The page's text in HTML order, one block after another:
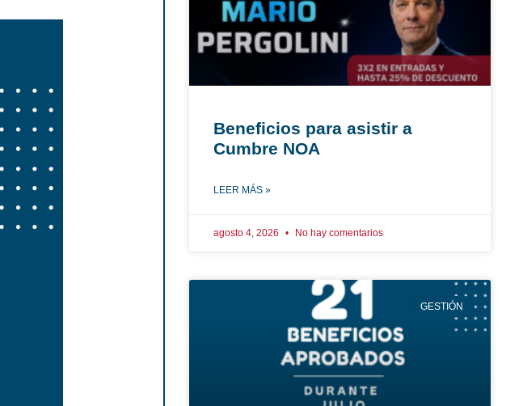
Beneficios para asistir a
Cumbre NOA
LEER MÁS »
agosto 4, 2026 No hay comentarios
GESTIÓN